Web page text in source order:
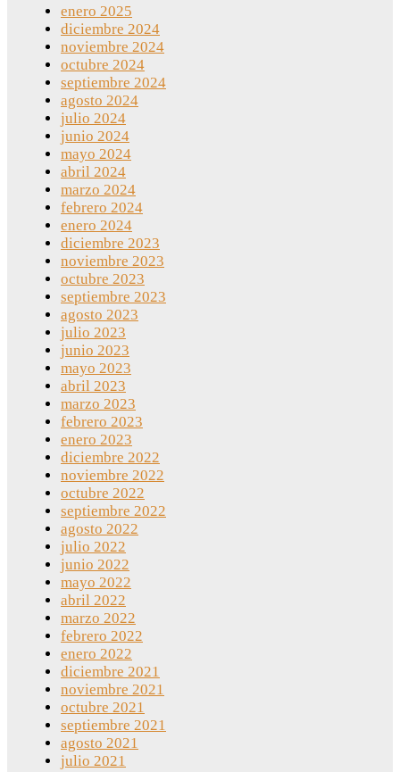
enero 2025
diciembre 2024
noviembre 2024
octubre 2024
septiembre 2024
agosto 2024
julio 2024
junio 2024
mayo 2024
abril 2024
marzo 2024
febrero 2024
enero 2024
diciembre 2023
noviembre 2023
octubre 2023
septiembre 2023
agosto 2023
julio 2023
junio 2023
mayo 2023
abril 2023
marzo 2023
febrero 2023
enero 2023
diciembre 2022
noviembre 2022
octubre 2022
septiembre 2022
agosto 2022
julio 2022
junio 2022
mayo 2022
abril 2022
marzo 2022
febrero 2022
enero 2022
diciembre 2021
noviembre 2021
octubre 2021
septiembre 2021
agosto 2021
julio 2021